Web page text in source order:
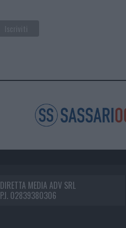
DIRETTA MEDIA ADV SRL
P.I. 02839380306